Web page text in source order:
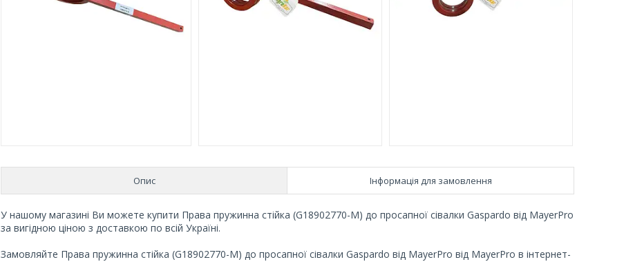
Опис Інформація для замовлення
У нашому магазині Ви можете купити Права пружинна стійка (G18902770-M) до просапної сівалки Gaspardo від MayerPro
за вигідною ціною з доставкою по всій Україні.
Замовляйте Права пружинна стійка (G18902770-M) до просапної сівалки Gaspardo від MayerPro від MayerPro в інтернет-